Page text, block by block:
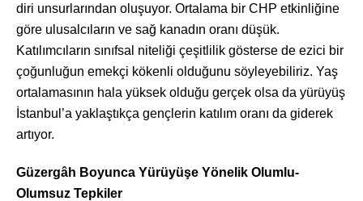
diri unsurlarından oluşuyor. Ortalama bir CHP etkinliğine
göre ulusalcıların ve sağ kanadın oranı düşük.
Katılımcıların sınıfsal niteliği çeşitlilik gösterse de ezici bir
çoğunluğun emekçi kökenli olduğunu söyleyebiliriz. Yaş
ortalamasının hala yüksek olduğu gerçek olsa da yürüyüş
İstanbul’a yaklaştıkça gençlerin katılım oranı da giderek
artıyor.
Güzergâh Boyunca Yürüyüşe Yönelik Olumlu-
Olumsuz Tepkiler